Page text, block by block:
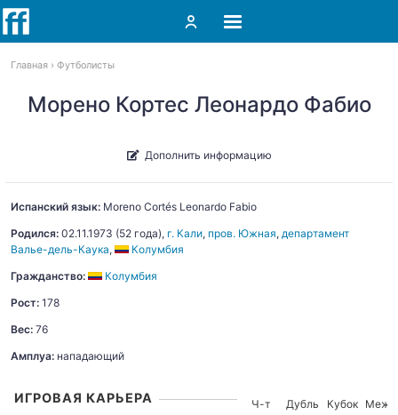
Главная Футболисты
Морено Кортес Леонардо Фабио
Дополнить информацию
Испанский язык: Moreno Cortés Leonardo Fabio
Родился: 02.11.1973 (52 года), г. Кали, пров. Южная, департамент
Валье-дель-Каука,
Колумбия
Гражданство:
Колумбия
Рост: 178
Вес: 76
Амплуа: нападающий
ИГРОВАЯ КАРЬЕРА Ч-т Дубль Кубок
Межд.